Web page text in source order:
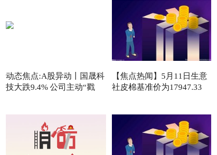
动态焦点:A股异动丨国晟科
技大跌9.4% 公司主动“戳
【焦点热闻】5月11日生意
社皮棉基准价为17947.33